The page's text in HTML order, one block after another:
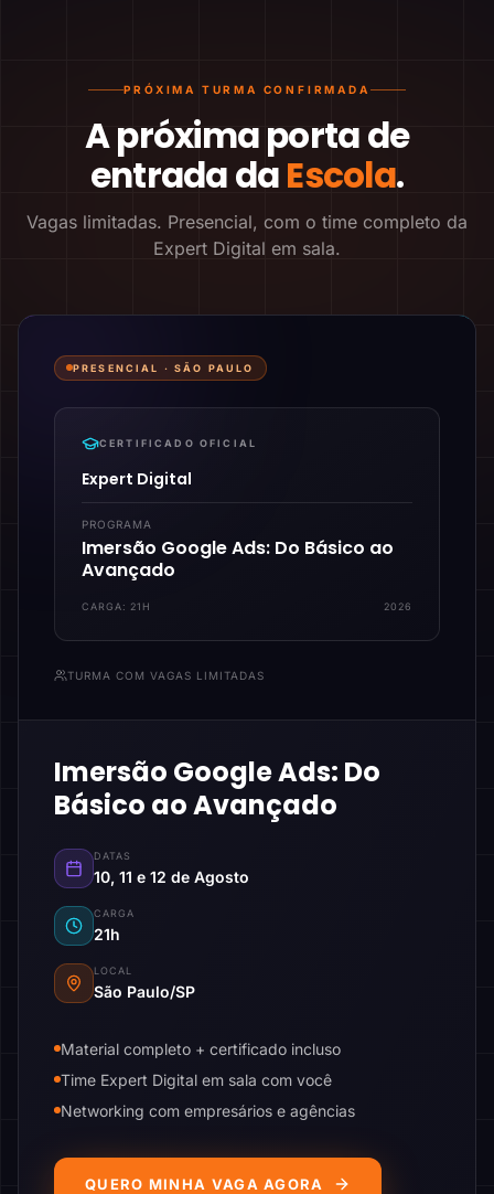
PRÓXIMA TURMA CONFIRMADA
A próxima porta de
entrada daEscola.
Vagas limitadas. Presencial, com o time completo da
Expert Digital em sala.
PRESENCIAL ·SÃO PAULO
CERTIFICADO OFICIAL
Expert Digital
PROGRAMA
Imersão Google Ads: Do Básico ao
Avançado
CARGA: 21H 2026
TURMA COM VAGAS LIMITADAS
Imersão Google Ads: Do
Básico ao Avançado
DATAS
10, 11 e 12 de Agosto
CARGA
21h
LOCAL
São Paulo/SP
Material completo + certificado incluso
Time Expert Digital em sala com você
Networking com empresários e agências
QUERO MINHA VAGA AGORA